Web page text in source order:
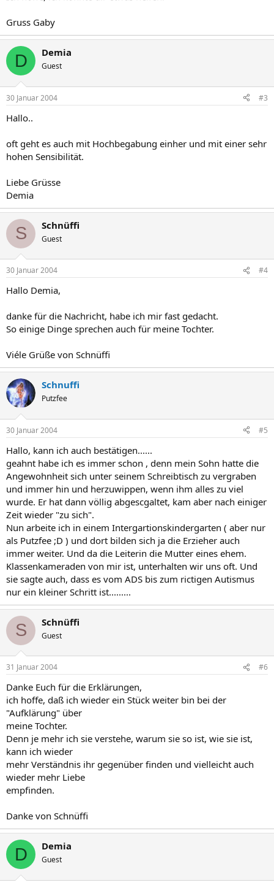
Gruss Gaby
D Demia
Guest
30 Januar 2004 #3
Hallo..
oft geht es auch mit Hochbegabung einher und mit einer sehr
hohen Sensibilität.
Liebe Grüsse
Demia
S Schnüffi
Guest
30 Januar 2004 #4
Hallo Demia,
danke für die Nachricht, habe ich mir fast gedacht.
So einige Dinge sprechen auch für meine Tochter.
Viéle Grüße von Schnüffi
Schnuffi
Putzfee
30 Januar 2004 #5
Hallo, kann ich auch bestätigen......
geahnt habe ich es immer schon , denn mein Sohn hatte die
Angewohnheit sich unter seinem Schreibtisch zu vergraben
und immer hin und herzuwippen, wenn ihm alles zu viel
wurde. Er hat dann völlig abgescgaltet, kam aber nach einiger
Zeit wieder "zu sich".
Nun arbeite ich in einem Intergartionskindergarten ( aber nur
als Putzfee ;D ) und dort bilden sich ja die Erzieher auch
immer weiter. Und da die Leiterin die Mutter eines ehem.
Klassenkameraden von mir ist, unterhalten wir uns oft. Und
sie sagte auch, dass es vom ADS bis zum rictigen Autismus
nur ein kleiner Schritt ist.........
S Schnüffi
Guest
31 Januar 2004 #6
Danke Euch für die Erklärungen,
ich hoffe, daß ich wieder ein Stück weiter bin bei der
"Aufklärung" über
meine Tochter.
Denn je mehr ich sie verstehe, warum sie so ist, wie sie ist,
kann ich wieder
mehr Verständnis ihr gegenüber finden und vielleicht auch
wieder mehr Liebe
empfinden.
Danke von Schnüffi
D Demia
Guest